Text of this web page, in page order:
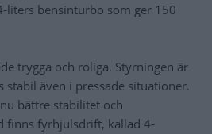
liters bensinturbo som ger 150
trygga och roliga. Styrningen är
stabil även i pressade situationer.
bättre stabilitet och
finns fyrhjulsdrift, kallad 4-